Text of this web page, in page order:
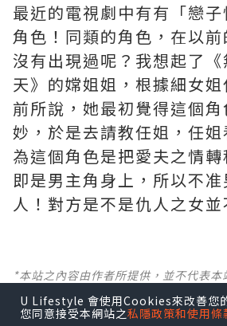
最近的電視劇中有有「戀
角色！同類的角色，在以
沒有出現過呢？我想起了
天》的嫦姐姐，根據細女
前所說，她最初覺得這個
妙，於是去請教任姐，任
為這個角色是把愛夫之情
即是男主角身上，所以不
人！對方是不是仇人之女並
*本站之內容由作者所提供，並不代表
所有博客的立場、真實性、準確性及完
任。
U Lifestyle 會使用Cookies來改善您
您同意接受本網站之私隱政策和使用條